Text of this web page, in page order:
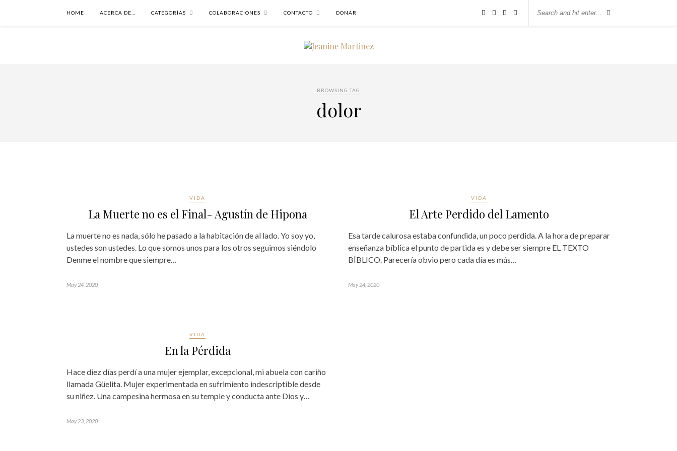
HOME ACERCA DE… CATEGORÍAS COLABORACIONES CONTACTO DONAR
BROWSING TAG
dolor
VIDA
La Muerte no es el Final- Agustín de Hipona
La muerte no es nada, sólo he pasado a la habitación de al lado. Yo soy yo,
ustedes son ustedes. Lo que somos unos para los otros seguimos siéndolo
Denme el nombre que siempre…
May 24, 2020
VIDA
El Arte Perdido del Lamento
Esa tarde calurosa estaba confundida, un poco perdida. A la hora de preparar
enseñanza bíblica el punto de partida es y debe ser siempre EL TEXTO
BÍBLICO. Parecería obvio pero cada día es más…
May 24, 2020
VIDA
En la Pérdida
Hace diez días perdí a una mujer ejemplar, excepcional, mi abuela con cariño
llamada Güelita. Mujer experimentada en sufrimiento indescriptible desde
su niñez. Una campesina hermosa en su temple y conducta ante Dios y…
May 23, 2020